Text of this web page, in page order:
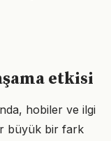
etkisi
hobiler ve ilgi
büyük bir fark